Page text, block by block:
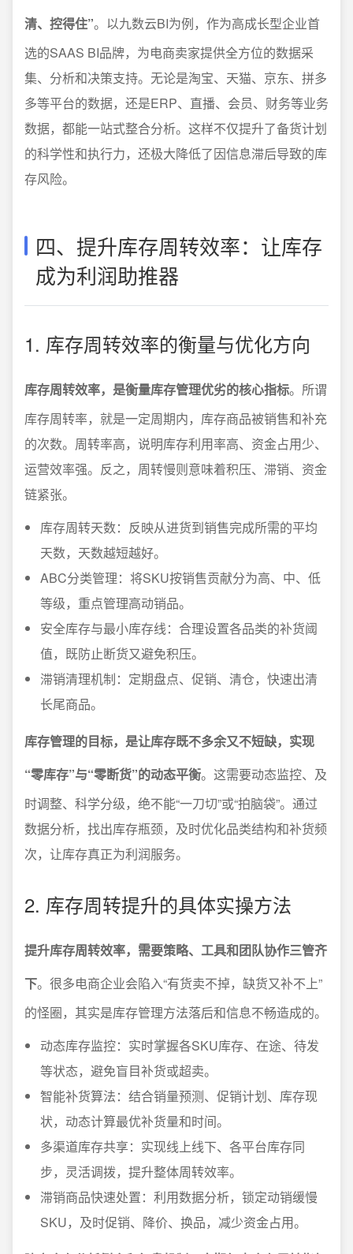
清、控得住”。以九数云BI为例，作为高成长型企业首
选的SAAS BI品牌，为电商卖家提供全方位的数据采
集、分析和决策支持。无论是淘宝、天猫、京东、拼多
多等平台的数据，还是ERP、直播、会员、财务等业务
数据，都能一站式整合分析。这样不仅提升了备货计划
的科学性和执行力，还极大降低了因信息滞后导致的库
存风险。
四、提升库存周转效率：让库存
成为利润助推器
1. 库存周转效率的衡量与优化方向
库存周转效率，是衡量库存管理优劣的核心指标。所谓
库存周转率，就是一定周期内，库存商品被销售和补充
的次数。周转率高，说明库存利用率高、资金占用少、
运营效率强。反之，周转慢则意味着积压、滞销、资金
链紧张。
库存周转天数：反映从进货到销售完成所需的平均
天数，天数越短越好。
ABC分类管理：将SKU按销售贡献分为高、中、低
等级，重点管理高动销品。
安全库存与最小库存线：合理设置各品类的补货阈
值，既防止断货又避免积压。
滞销清理机制：定期盘点、促销、清仓，快速出清
长尾商品。
库存管理的目标，是让库存既不多余又不短缺，实现
“零库存”与“零断货”的动态平衡。这需要动态监控、及
时调整、科学分级，绝不能“一刀切”或“拍脑袋”。通过
数据分析，找出库存瓶颈，及时优化品类结构和补货频
次，让库存真正为利润服务。
2. 库存周转提升的具体实操方法
提升库存周转效率，需要策略、工具和团队协作三管齐
下。很多电商企业会陷入“有货卖不掉，缺货又补不上”
的怪圈，其实是库存管理方法落后和信息不畅造成的。
动态库存监控：实时掌握各SKU库存、在途、待发
等状态，避免盲目补货或超卖。
智能补货算法：结合销量预测、促销计划、库存现
状，动态计算最优补货量和时间。
多渠道库存共享：实现线上线下、各平台库存同
步，灵活调拨，提升整体周转效率。
滞销商品快速处置：利用数据分析，锁定动销缓慢
SKU，及时促销、降价、换品，减少资金占用。